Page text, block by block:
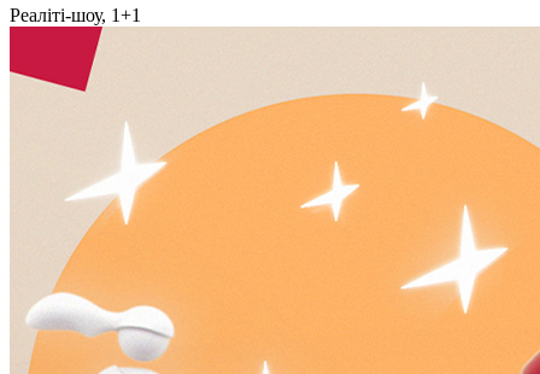
Реаліті-шоу, 1+1